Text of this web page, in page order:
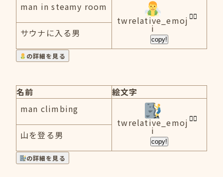
man in steamy room
twrelative_emoj
i
copy!
サウナに入る男
の詳細を見る
名前
絵文字
man climbing
twrelative_emoj
i
copy!
山を登る男
の詳細を見る